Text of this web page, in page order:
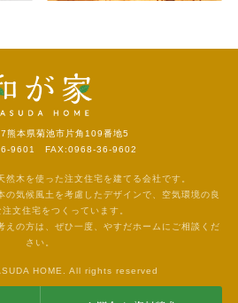
熊本県菊池市片角109番地5
9601 FAX:0968-36-9602
然木を使った注文住宅を建てる会社です。
の気候風土を考慮したデザインで、空気環境の良
文住宅をつくっています。
えの方は、ぜひ一度、やすだホームにご相談くだ
さい。
HOME. All rights reserved